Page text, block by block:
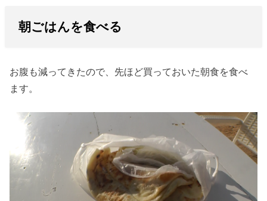
朝ごはんを食べる
お腹も減ってきたので、先ほど買っておいた朝食を食べ
ます。